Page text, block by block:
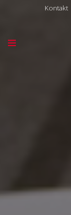
Kontakt